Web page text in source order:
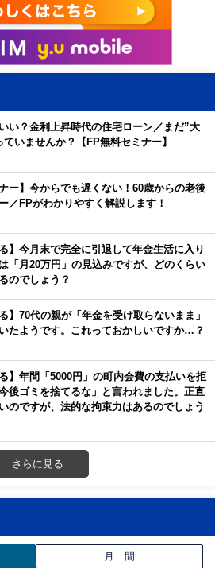
い？金利上昇時代の住宅ローン／まだ”大
ていませんか？【FP無料セミナー】
ー】今からでも遅くない！60歳からの老後
／FPがわかりやすく解説します！
】今月末で完全に引退して年金生活に入り
「月20万円」の見込みですが、どのくらい
のでしょう？
】70代の親が「年金を受け取らないまま」
たようです。これっておかしいですか…？
】年間「5000円」の町内会費の支払いを拒
後ゴミを捨てるな」と言われました。正直
のですが、法的な拘束力はあるのでしょう
さらに見る
月 間